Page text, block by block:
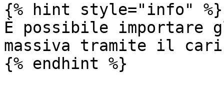
{% hint style="info" %}
È possibile importare
massiva tramite il
{% endhint %}